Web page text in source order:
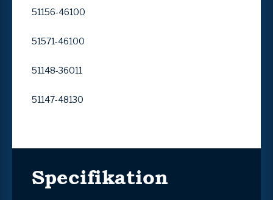
51156-46100
51571-46100
51148-36011
51147-48130
Specifikation